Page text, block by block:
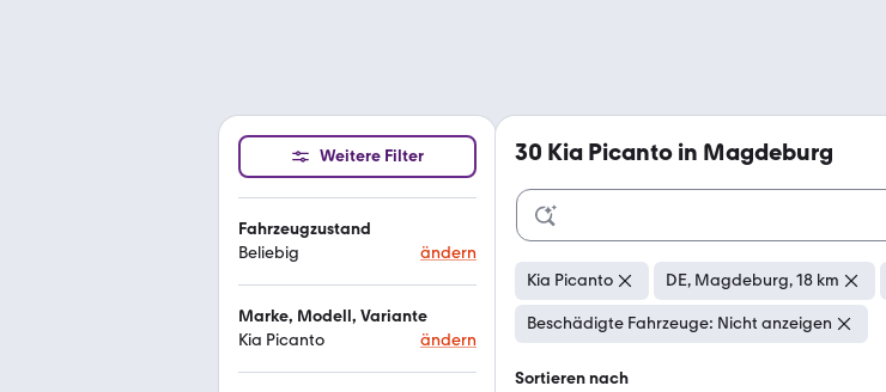
Weitere Filter
Fahrzeugzustand
Beliebig
ändern
Marke, Modell, Variante
Kia Picanto
ändern
30 Kia Picanto in Magdeburg
Kia Picanto DE, Magdeburg, 18 km
Beschädigte Fahrzeuge: Nicht anzeigen
Sortieren nach